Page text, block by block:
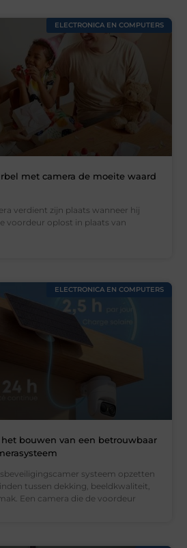
ELECTRONICA EN COMPUTERS
met camera de moeite waard
verdient zijn plaats wanneer hij
voordeur oplost in plaats van
ELECTRONICA EN COMPUTERS
bouwen van een betrouwbaar
systeem opzetten
tussen dekking, beeldkwaliteit,
Een camera die de voordeur